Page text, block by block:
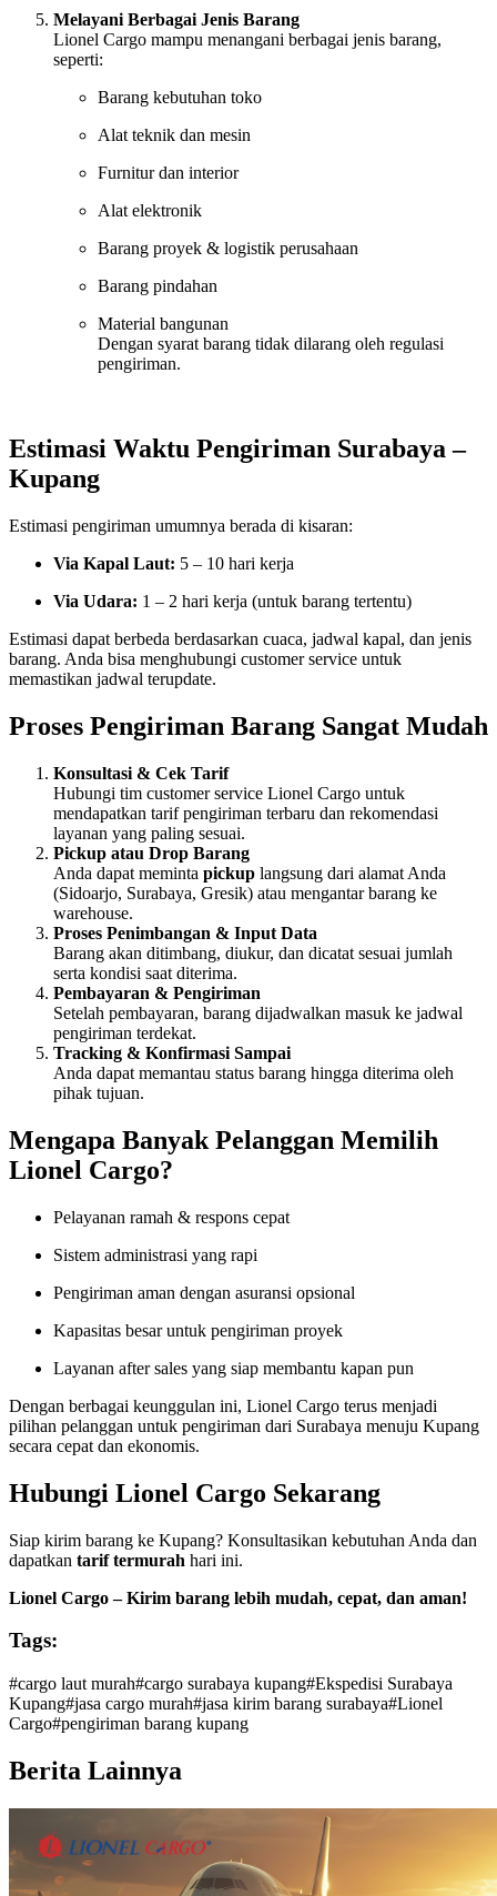
Melayani Berbagai Jenis Barang
Lionel Cargo mampu menangani berbagai jenis barang,
seperti:
Barang kebutuhan toko
Alat teknik dan mesin
Furnitur dan interior
Alat elektronik
Barang proyek & logistik perusahaan
Barang pindahan
Material bangunan
Dengan syarat barang tidak dilarang oleh regulasi
pengiriman.
Estimasi Waktu Pengiriman Surabaya –
Kupang
Estimasi pengiriman umumnya berada di kisaran:
Via Kapal Laut: 5 – 10 hari kerja
Via Udara: 1 – 2 hari kerja (untuk barang tertentu)
Estimasi dapat berbeda berdasarkan cuaca, jadwal kapal, dan jenis
barang. Anda bisa menghubungi customer service untuk
memastikan jadwal terupdate.
Proses Pengiriman Barang Sangat Mudah
Konsultasi & Cek Tarif
Hubungi tim customer service Lionel Cargo untuk
mendapatkan tarif pengiriman terbaru dan rekomendasi
layanan yang paling sesuai.
Pickup atau Drop Barang
Anda dapat meminta pickup langsung dari alamat Anda
(Sidoarjo, Surabaya, Gresik) atau mengantar barang ke
warehouse.
Proses Penimbangan & Input Data
Barang akan ditimbang, diukur, dan dicatat sesuai jumlah
serta kondisi saat diterima.
Pembayaran & Pengiriman
Setelah pembayaran, barang dijadwalkan masuk ke jadwal
pengiriman terdekat.
Tracking & Konfirmasi Sampai
Anda dapat memantau status barang hingga diterima oleh
pihak tujuan.
Mengapa Banyak Pelanggan Memilih
Lionel Cargo?
Pelayanan ramah & respons cepat
Sistem administrasi yang rapi
Pengiriman aman dengan asuransi opsional
Kapasitas besar untuk pengiriman proyek
Layanan after sales yang siap membantu kapan pun
Dengan berbagai keunggulan ini, Lionel Cargo terus menjadi
pilihan pelanggan untuk pengiriman dari Surabaya menuju Kupang
secara cepat dan ekonomis.
Hubungi Lionel Cargo Sekarang
Siap kirim barang ke Kupang? Konsultasikan kebutuhan Anda dan
dapatkan tarif termurah hari ini.
Lionel Cargo – Kirim barang lebih mudah, cepat, dan aman!
Tags:
#cargo laut murah#cargo surabaya kupang#Ekspedisi Surabaya
Kupang#jasa cargo murah#jasa kirim barang surabaya#Lionel
Cargo#pengiriman barang kupang
Berita Lainnya